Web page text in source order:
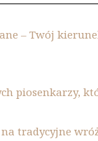
– Twój
piosenkarzy,
tradycyjne